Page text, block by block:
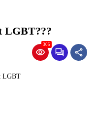
LGBT???
305